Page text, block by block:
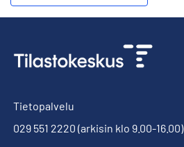
Tietopalvelu
029 551 2220 (arkisin klo 9.00-16.00)